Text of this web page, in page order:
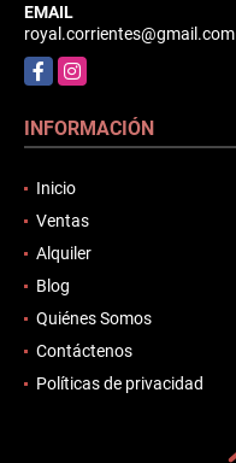
EMAIL
royal.corrientes@gmail.com
FacebookInstagram
INFORMACIÓN
Inicio
Ventas
Alquiler
Blog
Quiénes Somos
Contáctenos
Políticas de privacidad